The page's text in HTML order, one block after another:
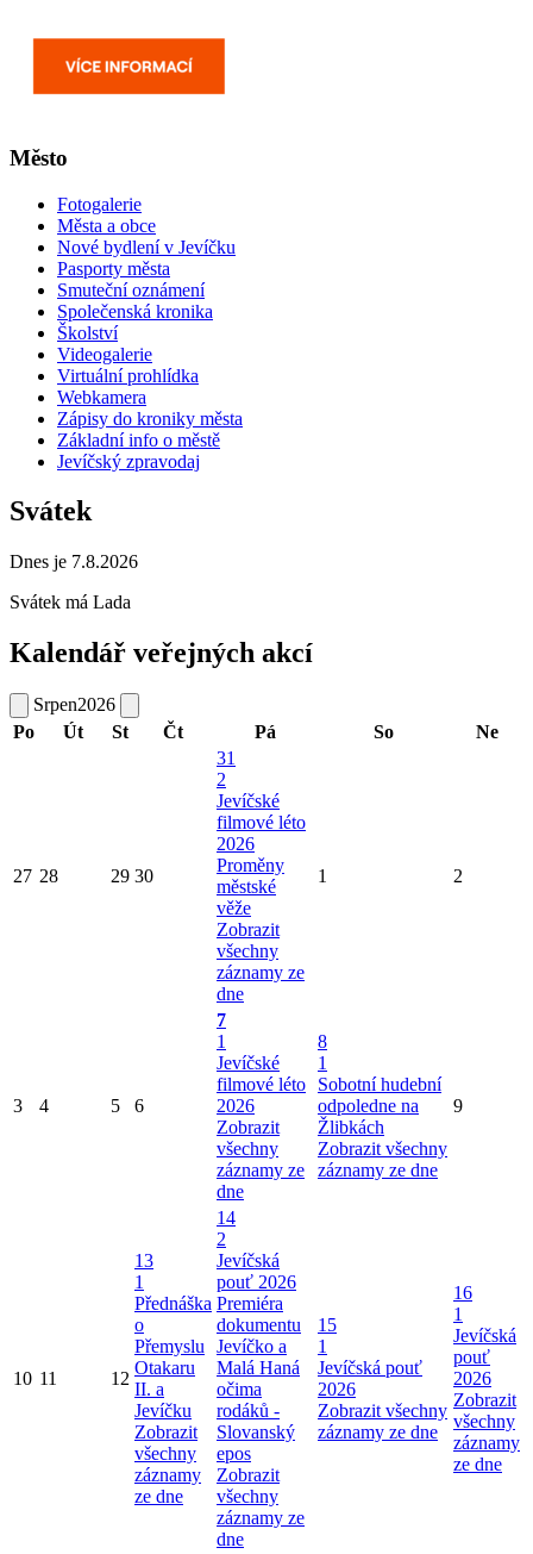
Město
Fotogalerie
Města a obce
Nové bydlení v Jevíčku
Pasporty města
Smuteční oznámení
Společenská kronika
Školství
Videogalerie
Virtuální prohlídka
Webkamera
Zápisy do kroniky města
Základní info o městě
Jevíčský zpravodaj
Svátek
Dnes je 7.8.2026
Svátek má Lada
Kalendář veřejných akcí
Srpen2026
Po
Út St Čt Pá So Ne
27 28 29 30
31
2
Jevíčské
filmové léto
2026
Proměny
městské
věže
Zobrazit
všechny
záznamy ze
dne
1 2
3 4 5 6
7
1
Jevíčské
filmové léto
2026
Zobrazit
všechny
záznamy ze
dne
8
1
Sobotní hudební
odpoledne na
Žlibkách
Zobrazit všechny
záznamy ze dne
9
10 11 12
13
1
Přednáška
o
Přemyslu
Otakaru
II. a
Jevíčku
Zobrazit
všechny
záznamy
ze dne
14
2
Jevíčská
pouť 2026
Premiéra
dokumentu
Jevíčko a
Malá Haná
očima
rodáků -
Slovanský
epos
Zobrazit
všechny
záznamy ze
dne
15
1
Jevíčská pouť
2026
Zobrazit všechny
záznamy ze dne
16
1
Jevíčská
pouť
2026
Zobrazit
všechny
záznamy
ze dne